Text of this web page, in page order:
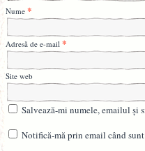
Nume *
Adresă de e-mail *
Site web
Salvează-mi numele, emailul și
Notifică-mă prin email când